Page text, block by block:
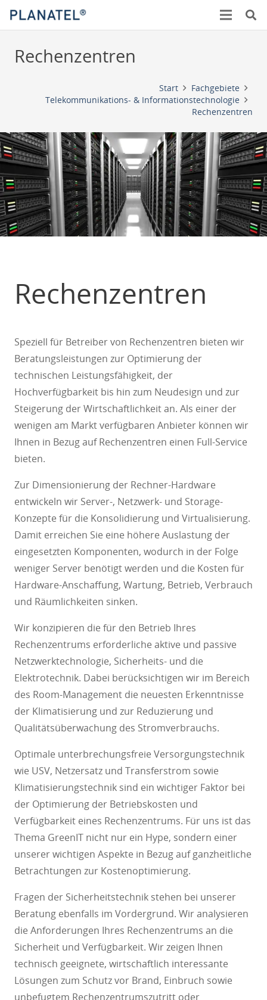
Rechenzentren
Start
Fachgebiete
Telekommunikations- & Informationstechnologie
Rechenzentren
Rechenzentren
Speziell für Betreiber von Rechenzentren bieten wir
Beratungsleistungen zur Optimierung der
technischen Leistungsfähigkeit, der
Hochverfügbarkeit bis hin zum Neudesign und zur
Steigerung der Wirtschaftlichkeit an. Als einer der
wenigen am Markt verfügbaren Anbieter können wir
Ihnen in Bezug auf Rechenzentren einen Full-Service
bieten.
Zur Dimensionierung der Rechner-Hardware
entwickeln wir Server-, Netzwerk- und Storage-
Konzepte für die Konsolidierung und Virtualisierung.
Damit erreichen Sie eine höhere Auslastung der
eingesetzten Komponenten, wodurch in der Folge
weniger Server benötigt werden und die Kosten für
Hardware-Anschaffung, Wartung, Betrieb, Verbrauch
und Räumlichkeiten sinken.
Wir konzipieren die für den Betrieb Ihres
Rechenzentrums erforderliche aktive und passive
Netzwerktechnologie, Sicherheits- und die
Elektrotechnik. Dabei berücksichtigen wir im Bereich
des Room-Management die neuesten Erkenntnisse
der Klimatisierung und zur Reduzierung und
Qualitätsüberwachung des Stromverbrauchs.
Optimale unterbrechungsfreie Versorgungstechnik
wie USV, Netzersatz und Transferstrom sowie
Klimatisierungstechnik sind ein wichtiger Faktor bei
der Optimierung der Betriebskosten und
Verfügbarkeit eines Rechenzentrums. Für uns ist das
Thema GreenIT nicht nur ein Hype, sondern einer
unserer wichtigen Aspekte in Bezug auf ganzheitliche
Betrachtungen zur Kostenoptimierung.
Fragen der Sicherheitstechnik stehen bei unserer
Beratung ebenfalls im Vordergrund. Wir analysieren
die Anforderungen Ihres Rechenzentrums an die
Sicherheit und Verfügbarkeit. Wir zeigen Ihnen
technisch geeignete, wirtschaftlich interessante
Lösungen zum Schutz vor Brand, Einbruch sowie
unbefugtem Rechenzentrumszutritt oder